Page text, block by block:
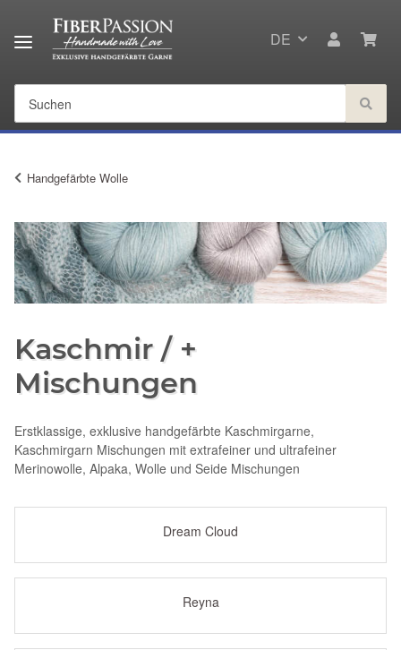
DE
Handgefärbte Wolle
Kaschmir / +
Mischungen
Erstklassige, exklusive handgefärbte Kaschmirgarne,
Kaschmirgarn Mischungen mit extrafeiner und ultrafeiner
Merinowolle, Alpaka, Wolle und Seide Mischungen
Dream Cloud
Reyna